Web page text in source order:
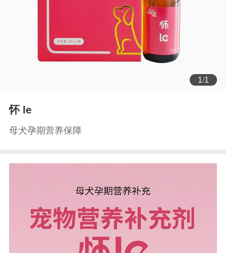
1/1
怀 le
母犬孕期营养保障